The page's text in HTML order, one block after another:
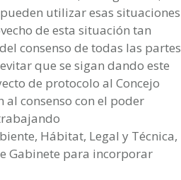
utilizar esas situaciones
de esta situación tan
consenso de todas las partes
que se sigan dando este
de protocolo al Concejo
consenso con el poder
Hábitat, Legal y Técnica,
Gabinete para incorporar